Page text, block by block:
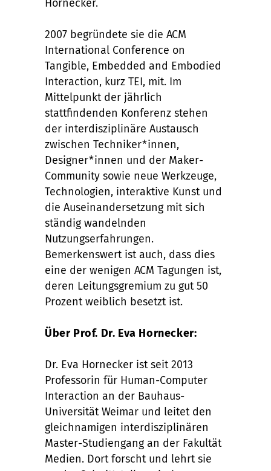
Hornecker.
2007 begründete sie die ACM
International Conference on
Tangible, Embedded and Embodied
Interaction, kurz TEI, mit. Im
Mittelpunkt der jährlich
stattfindenden Konferenz stehen
der interdisziplinäre Austausch
zwischen Techniker*innen,
Designer*innen und der Maker-
Community sowie neue Werkzeuge,
Technologien, interaktive Kunst und
die Auseinandersetzung mit sich
ständig wandelnden
Nutzungserfahrungen.
Bemerkenswert ist auch, dass dies
eine der wenigen ACM Tagungen ist,
deren Leitungsgremium zu gut 50
Prozent weiblich besetzt ist.
Über Prof. Dr. Eva Hornecker:
Dr. Eva Hornecker ist seit 2013
Professorin für Human-Computer
Interaction an der Bauhaus-
Universität Weimar und leitet den
gleichnamigen interdisziplinären
Master-Studiengang an der Fakultät
Medien. Dort forscht und lehrt sie